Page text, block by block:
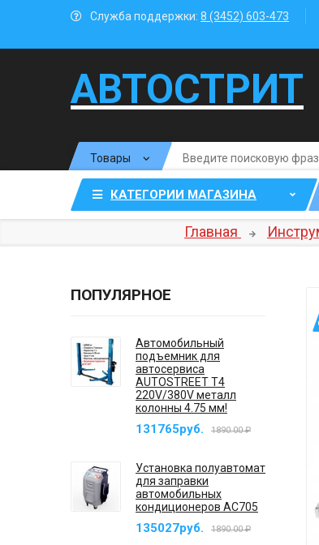
Служба поддержки: 8 (3452) 603-473
АВТОСТРИТ
КАТЕГОРИИ МАГАЗИНА
Главная
ПОПУЛЯРНОЕ
Автомобильный
подъемник для
автосервиса
AUTOSTREET T4
220V/380V металл
колонны 4.75 мм!
131765руб. 1890.00 ₽
Установка полуавтомат
для заправки
автомобильных
кондиционеров AC705
135027руб. 1890.00 ₽